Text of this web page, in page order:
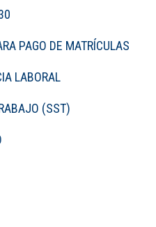
PAGO DE MATRÍCULAS
LABORAL
(SST)